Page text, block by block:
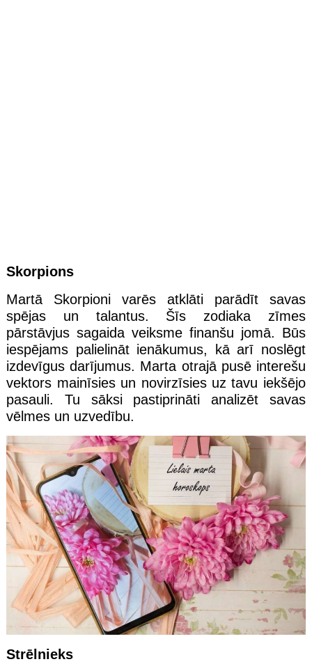
Skorpions
Martā Skorpioni varēs atklāti parādīt savas
spējas un talantus. Šīs zodiaka zīmes
pārstāvjus sagaida veiksme finanšu jomā. Būs
iespējams palielināt ienākumus, kā arī noslēgt
izdevīgus darījumus. Marta otrajā pusē interešu
vektors mainīsies un novirzīsies uz tavu iekšējo
pasauli. Tu sāksi pastiprināti analizēt savas
vēlmes un uzvedību.
Strēlnieks